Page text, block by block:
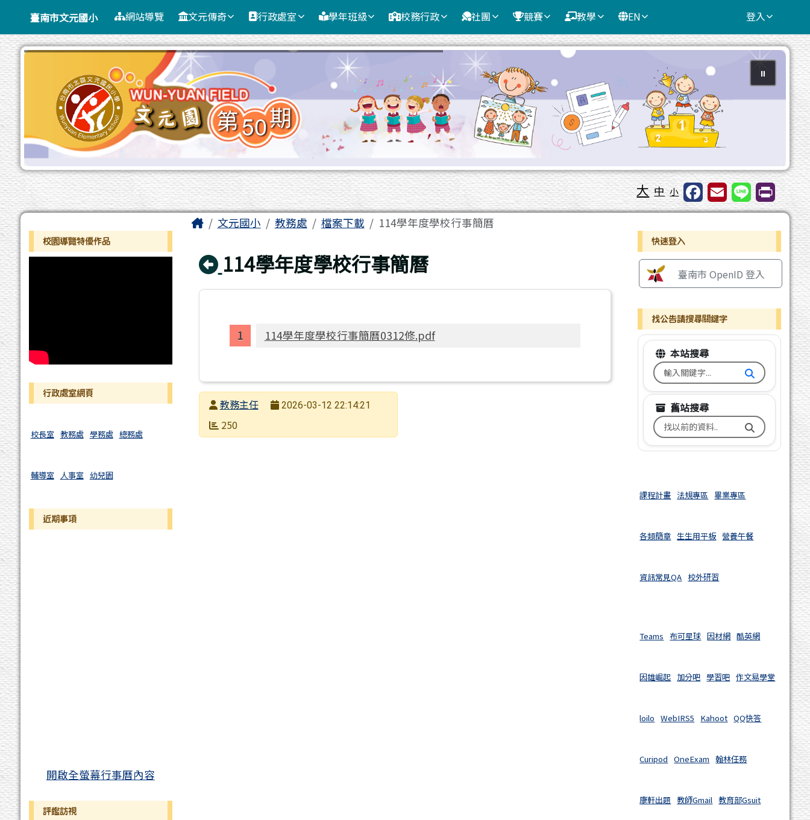
臺南市文元國小
導覽列臺南市文元國小 網站導覽 文元傳奇 行政處室 學年班級 校務行政 社團 競賽 教學 EN 登入
⏸
工具列 大 中 小
左邊區域內容
校園導覽特優作品
行政處室網頁
校長室 教務處 學務處 總務處
輔導室 人事室 幼兒園
近期事項
開啟全螢幕行事曆內容
評鑑訪視
主內容區域
Home文元國小 教務處 檔案下載 114學年度學校行事簡曆
回上頁
114學年度學校行事簡曆
114學年度學校行事簡曆0312修.pdf
發布者教務主任
發布日期
2026-03-12 22:14:21
瀏覽次數
250
右邊區域內容
快速登入
臺南市 OpenID 登入
找公告請搜尋關鍵字
本站搜尋
搜尋台南市文元國小全球資訊網
舊站搜尋
搜尋台南市文元國小舊校網關鍵
課程計畫 法規專區 畢業專區
各類簡章 生生用平板 營養午餐
資訊常見QA 校外研習
Teams 布可星球 因材網 酷英網
因雄崛起 加分吧 學習吧 作文易學堂
loilo WebIRS5 Kahoot QQ快答
Curipod OneExam 翰林任務
康軒出題 教師Gmail 教育部Gsuit
頁尾區域